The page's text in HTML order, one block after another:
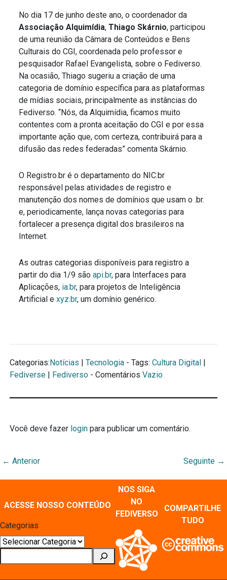
No dia 17 de junho deste ano, o coordenador da
Associação Alquimídia,Thiago Skárnio, participou
de uma reunião da Câmara de Conteúdos e Bens
Culturais do CGI, coordenada pelo professor e
pesquisador Rafael Evangelista, sobre o Fediverso.
Na ocasião, Thiago sugeriu a criação de uma
categoria de domínio específica para as plataformas
de mídias sociais, principalmente as instâncias do
Fediverso. “Nós, da Alquimídia, ficamos muito
contentes com a pronta aceitação do CGI e por essa
importante ação que, com certeza, contribuirá para a
difusão das redes federadas” comenta Skárnio.
O Registro.br é o departamento do NIC.br
responsável pelas atividades de registro e
manutenção dos nomes de domínios que usam o .br.
e, periodicamente, lança novas categorias para
fortalecer a presença digital dos brasileiros na
Internet.
As outras categorias disponíveis para registro a
partir do dia 1/9 sãoapi.br, para Interfaces para
Aplicações, ia.br, para projetos de Inteligência
Artificial exyz.br, um domínio genérico.
Categorias: Notícias Tecnologia- Tags: Cultura Digital
Fediverse
Fediverso- Comentários Vazio
Você deve fazer loginpara publicar um comentário.
← Anterior Seguinte →
ACESSE NOSSO CONTEÚDO
Categorias
NOS SIGA
NO
FEDIVERSO
COMPARTILHE
TUDO